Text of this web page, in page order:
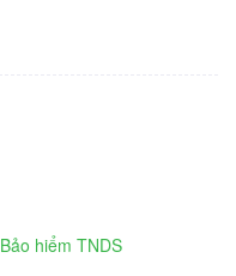
Bảo hiểm TNDS